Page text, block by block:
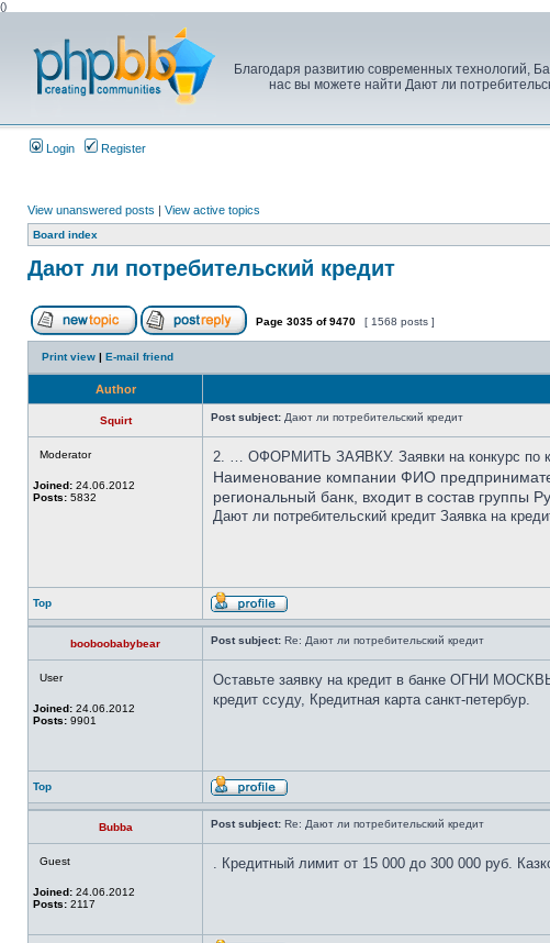
()
Благодаря развитию современных технологий,
нас вы можете найти Дают ли
Login Register
View unanswered posts | View active topics
Board index
Дают ли потребительский кредит
Page 3035 of9470 [ 1568 posts ]
Print view | E-mail friend
Author
Squirt Post subject: Дают ли потребительский кредит
Moderator
Joined: 24.06.2012
Posts: 5832
2. … ОФОРМИТЬ ЗАЯВКУ. Заявки на конкурс по
Наименование компании ФИО
региональный банк, входит в состав группы
Дают ли потребительский кредит Заявка на
Top
booboobabybear Post subject: Re: Дают ли потребительский кредит
User
Joined: 24.06.2012
Posts: 9901
Оставьте заявку на кредит в банке ОГНИ
кредит ссуду, Кредитная карта санкт-петербур.
Top
Bubba Post subject: Re: Дают ли потребительский кредит
Guest
Joined: 24.06.2012
Posts: 2117
. Кредитный лимит от 15 000 до 300 000 руб.